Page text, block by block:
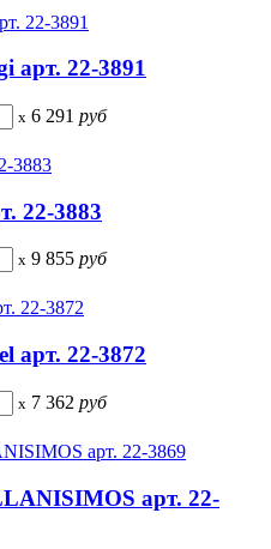
арт. 22-3891
x 6 291 руб
22-3883
x 9 855 руб
арт. 22-3872
x 7 362 руб
арт. 22-